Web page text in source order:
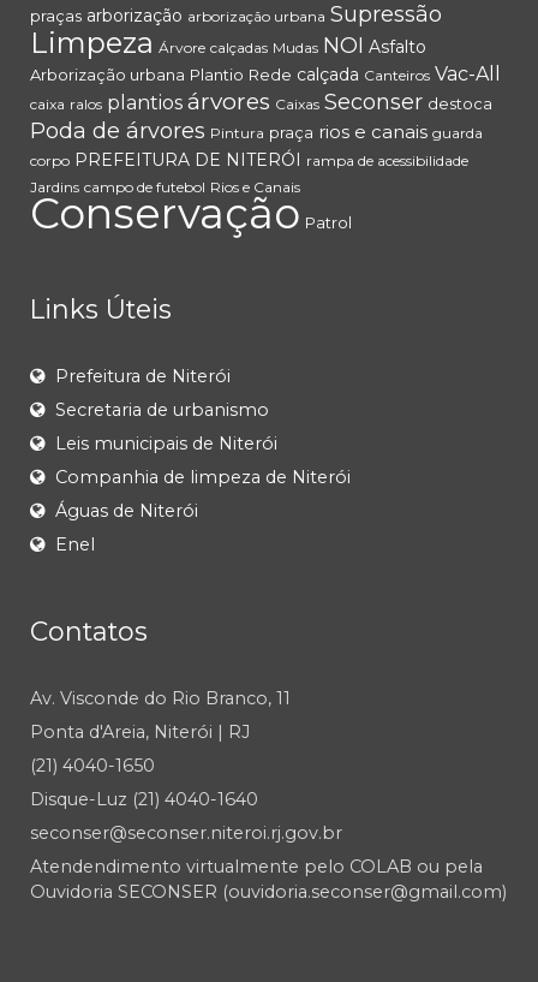
praças arborização arborização urbana Supressão
Limpeza Árvore calçadas Mudas NOI Asfalto
Arborização urbana Plantio Rede calçada Canteiros Vac-All
caixa ralos plantios árvores Caixas Seconser destoca
Poda de árvores Pintura praça rios e canais guarda
corpo PREFEITURA DE NITERÓI
rampa de acessibilidade
Jardins campo de futebol Rios e Canais
Conservação Patrol
Links Úteis
Prefeitura de Niterói
Secretaria de urbanismo
Leis municipais de Niterói
Companhia de limpeza de Niterói
Águas de Niterói
Enel
Contatos
Av. Visconde do Rio Branco, 11
Ponta d'Areia, Niterói | RJ
(21) 4040-1650
Disque-Luz (21) 4040-1640
seconser@seconser.niteroi.rj.gov.br
Atendendimento virtualmente pelo COLAB ou pela
Ouvidoria SECONSER (ouvidoria.seconser@gmail.com)